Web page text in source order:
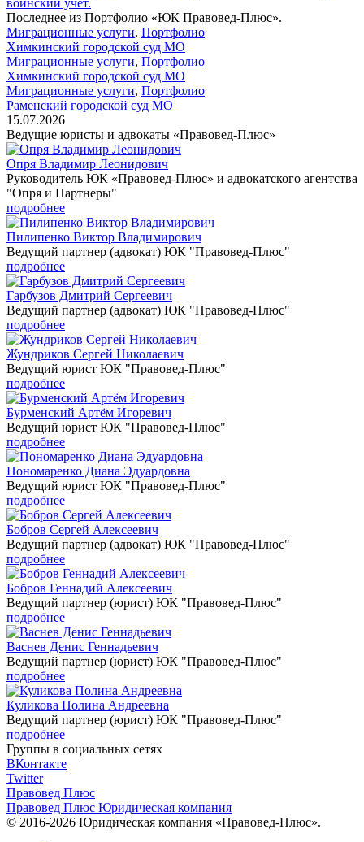
воинский учет.
Последнее из Портфолио «ЮК Правовед-Плюс».
Миграционные услуги, Портфолио
Химкинский городской суд МО
Миграционные услуги, Портфолио
Химкинский городской суд МО
Миграционные услуги, Портфолио
Раменский городской суд МО
15.07.2026
Ведущие юристы и адвокаты «Правовед-Плюс»
Опря Владимир Леонидович
Руководитель ЮК «Правовед-Плюс» и адвокатского агентства
"Опря и Партнеры"
подробнее
Пилипенко Виктор Владимирович
Ведущий партнер (адвокат) ЮК "Правовед-Плюс"
подробнее
Гарбузов Дмитрий Сергеевич
Ведущий партнер (адвокат) ЮК "Правовед-Плюс"
подробнее
Жундриков Сергей Николаевич
Ведущий юрист ЮК "Правовед-Плюс"
подробнее
Бурменский Артём Игоревич
Ведущий юрист ЮК "Правовед-Плюс"
подробнее
Пономаренко Диана Эдуардовна
Ведущий юрист ЮК "Правовед-Плюс"
подробнее
Бобров Сергей Алексеевич
Ведущий партнер (адвокат) ЮК "Правовед-Плюс"
подробнее
Бобров Геннадий Алексеевич
Ведущий партнер (юрист) ЮК "Правовед-Плюс"
подробнее
Васнев Денис Геннадьевич
Ведущий партнер (юрист) ЮК "Правовед-Плюс"
подробнее
Куликова Полина Андреевна
Ведущий партнер (юрист) ЮК "Правовед-Плюс"
подробнее
Группы в социальных сетях
ВКонтакте
Twitter
Правовед Плюс
Правовед Плюс Юридическая компания
© 2016-2026 Юридическая компания «Правовед-Плюс».